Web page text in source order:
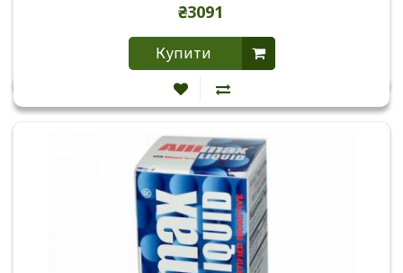
₴3091
Купити